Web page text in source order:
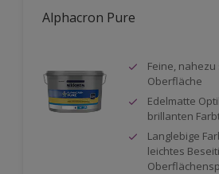
Alphacron Pure
Feine,
Oberfläche
Edelmatte
brillanten
Langlebige
leichtes